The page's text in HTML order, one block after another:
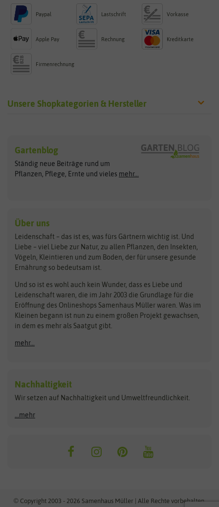
Paypal Lastschrift Vorkasse
Apple Pay Rechnung Kreditkarte
Firmenrechnung
Unsere Shopkategorien & Hersteller
Exotische Samen
Gemüsesamen
Gründünger
Kräutersamen
Obstsamen
Pilzbrut
Rasensamen
Steckzwiebeln
Zimmer & Kübelpflanzen
Kataloge
Schnäppchen
Anzucht & Gartenzubehör
Anzuchtschalen
Heizmatte & Heizkabel
Kokos-Quelltabletten
Zimmergewächshaus
Arche Noah
ASB Greenworld
Benary
Bingenheimer Saatgut
Bionana
BIOWOL
Blumicorn
Bûten Birds
Carl Pabst
Clever Pots
COMPO
Dürr-Samen
Feldsaaten Freudenberger
Fertil
Flora Elite
Florissa
Flortis
Franchi Sementi
Hortitops
JUB Holland
Gartenblog
Ständig neue Beiträge rund um
Pflanzen, Pflege, Ernte und vieles mehr...
Über uns
Leidenschaft – das ist es, was fürs Gärtnern wichtig ist. Und
Liebe – viel Liebe zur Natur, zu allen Pflanzen, den Insekten,
Vögeln, Kleintieren und zum Boden, der für unsere gesunde
Ernährung so bedeutsam ist.
Und so ist es wohl auch kein Wunder, dass es Liebe und
Leidenschaft waren, die im Jahr 2003 die Grundlage für die
Eröffnung des Onlineshops Samenhaus Müller waren. Was im
Kleinen begann ist nun zu einem großen Projekt gewachsen,
in dem es mehr als Saatgut gibt.
mehr...
Nachhaltigkeit
Wir setzen auf Nachhaltigkeit und Umweltfreundlichkeit.
...mehr
© Copyright 2003 - 2026 Samenhaus Müller | Alle Rechte vorbehalten.